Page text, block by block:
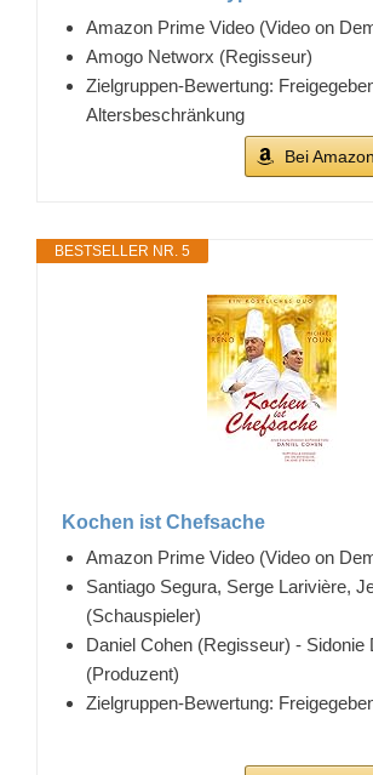
Amazon Prime Video (Video on
Amogo Networx (Regisseur)
Zielgruppen-Bewertung:
Altersbeschränkung
Bei
BESTSELLER NR. 5
Kochen ist Chefsache
Amazon Prime Video (Video on
Santiago Segura, Serge Larivière,
(Schauspieler)
Daniel Cohen (Regisseur) - Sidonie
(Produzent)
Zielgruppen-Bewertung: